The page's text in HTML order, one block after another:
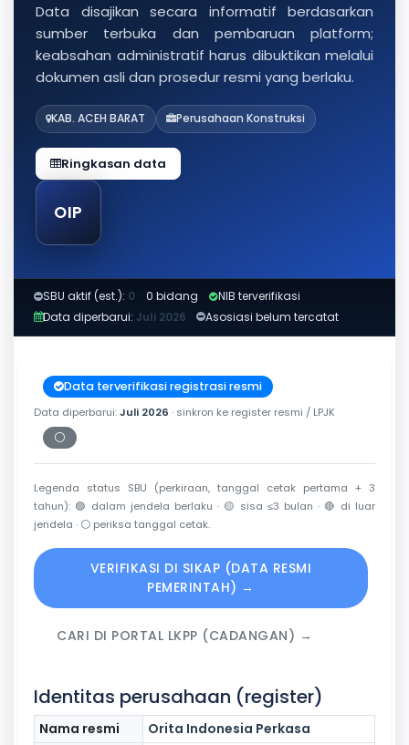
Data disajikan secara informatif berdasarkan
sumber terbuka dan pembaruan platform;
keabsahan administratif harus dibuktikan melalui
dokumen asli dan prosedur resmi yang berlaku.
KAB. ACEH BARAT Perusahaan Konstruksi
Ringkasan data
OIP
SBU aktif (est.): 0 · 0 bidang
NIB terverifikasi
Data diperbarui: Juli 2026 Asosiasi belum tercatat
Data terverifikasi registrasi resmi
Data diperbarui:Juli 2026 · sinkron ke register resmi / LPJK
⚪
Periksa tanggal cetak
Legenda status SBU (perkiraan, tanggal cetak pertama + 3
tahun): 🟢 dalam jendela berlaku · 🟡 sisa ≤3 bulan · 🔴 di luar
jendela · ⚪ periksa tanggal cetak.
VERIFIKASI DI SIKAP (DATA RESMI
PEMERINTAH) →
CARI DI PORTAL LKPP (CADANGAN) →
Identitas perusahaan (register)
Nama resmi
Orita Indonesia Perkasa